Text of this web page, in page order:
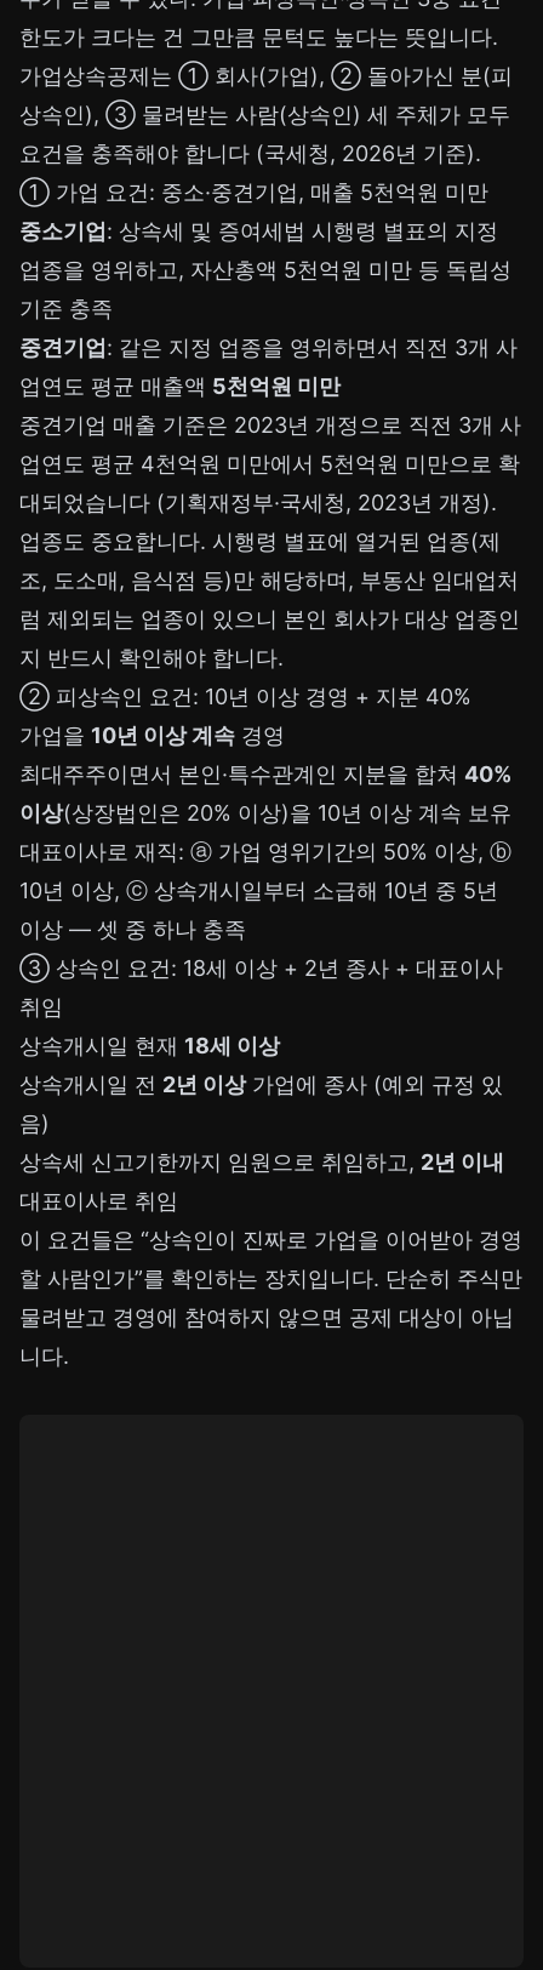
한도가 크다는 건 그만큼 문턱도 높다는 뜻입니다.
가업상속공제는 ① 회사(가업), ② 돌아가신 분(피
상속인), ③ 물려받는 사람(상속인) 세 주체가 모두
요건을 충족해야 합니다 (국세청, 2026년 기준).
① 가업 요건: 중소·중견기업, 매출 5천억원 미만
중소기업 : 상속세 및 증여세법 시행령 별표의 지정
업종을 영위하고, 자산총액 5천억원 미만 등 독립성
기준 충족
중견기업 : 같은 지정 업종을 영위하면서 직전 3개 사
업연도 평균 매출액 5천억원 미만
중견기업 매출 기준은 2023년 개정으로 직전 3개 사
업연도 평균 4천억원 미만에서 5천억원 미만으로 확
대되었습니다 (기획재정부·국세청, 2023년 개정).
업종도 중요합니다. 시행령 별표에 열거된 업종(제
조, 도소매, 음식점 등)만 해당하며, 부동산 임대업처
럼 제외되는 업종이 있으니 본인 회사가 대상 업종인
지 반드시 확인해야 합니다.
② 피상속인 요건: 10년 이상 경영 + 지분 40%
가업을 10년 이상 계속 경영
최대주주이면서 본인·특수관계인 지분을 합쳐 40%
이상(상장법인은 20% 이상)을 10년 이상 계속 보유
대표이사로 재직: ⓐ 가업 영위기간의 50% 이상, ⓑ
10년 이상, ⓒ 상속개시일부터 소급해 10년 중 5년
이상 — 셋 중 하나 충족
③ 상속인 요건: 18세 이상 + 2년 종사 + 대표이사
취임
상속개시일 현재 18세 이상
상속개시일 전 2년 이상가업에 종사 (예외 규정 있
음)
상속세 신고기한까지 임원으로 취임하고, 2년 이내
대표이사로 취임
이 요건들은 “상속인이 진짜로 가업을 이어받아 경영
할 사람인가”를 확인하는 장치입니다. 단순히 주식만
물려받고 경영에 참여하지 않으면 공제 대상이 아닙
니다.